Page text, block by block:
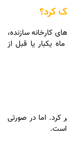
کارخانه سازنده،
اکسل خودرو را چک کنید. اما به طور کلی، هر 6 ماه یکبار یا قبل از
کرد. اما در صورتی
است.